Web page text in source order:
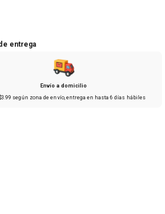
entrega
Envío a domicilio
$3.99 según zona de envío, entrega en hasta6 días hábiles